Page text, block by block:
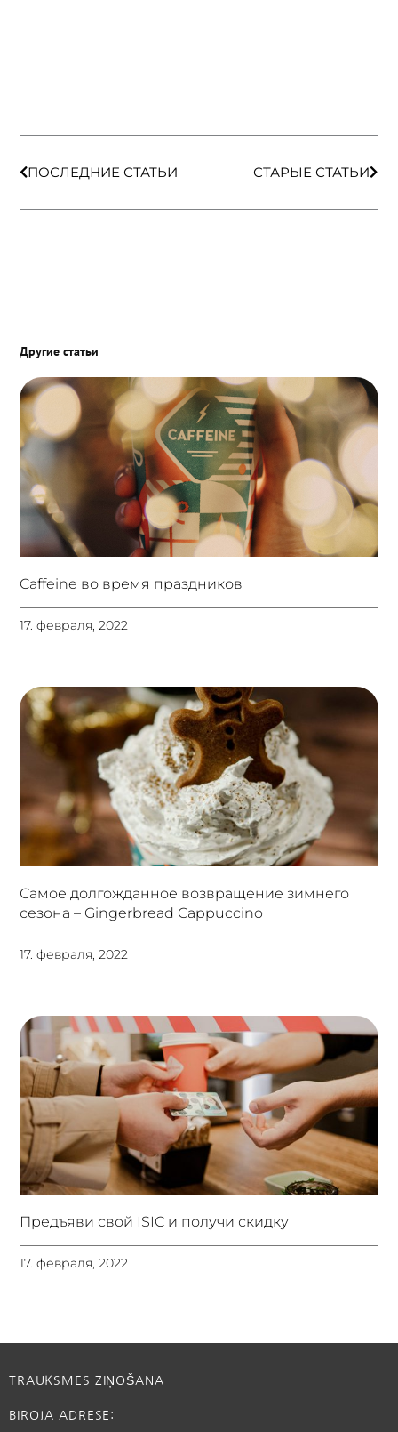
ПОСЛЕДНИЕ СТАТЬИ СТАРЫЕ СТАТЬИ
Другие статьи
Caffeine во время праздников
17. февраля, 2022
Самое долгожданное возвращение зимнего
сезона – Gingerbread Cappuccino
17. февраля, 2022
Предъяви свой ISIC и получи скидку
17. февраля, 2022
TRAUKSMES ZIŅOŠANA
BIROJA ADRESE: